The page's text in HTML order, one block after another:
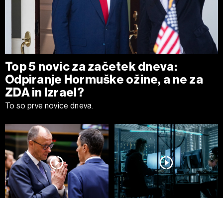
Top 5 novic za začetek dneva:
Odpiranje Hormuške ožine, a ne za
ZDA in Izrael?
To so prve novice dneva.